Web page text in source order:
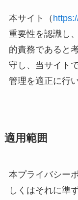
本サイト（
重要性を認識し
的責務であると
守し、当サイト
管理を適正に行い
適用範囲
本プライバシー
しくはそれに準